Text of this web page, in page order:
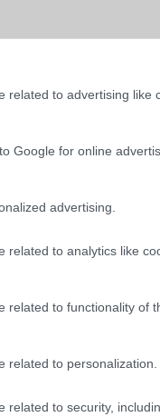
related to advertising like
Google for online
advertising.
related to analytics like
related to functionality of
related to personalization.
related to security,
ÉS ÉRZÉKELŐK
2,x MIDP
Van